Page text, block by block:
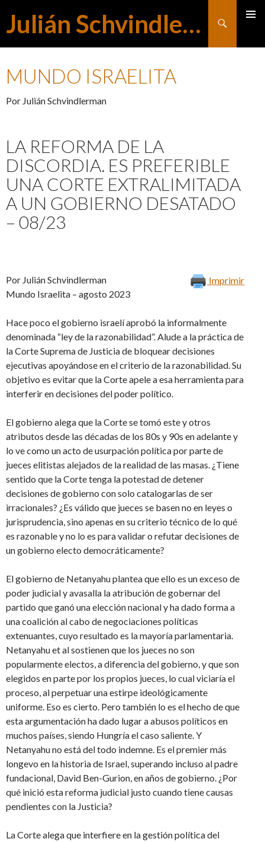
Julián Schvindlerman
Buscar
MUNDO ISRAELITA
Por Julián Schvindlerman
LA REFORMA DE LA
DISCORDIA. ES PREFERIBLE
UNA CORTE EXTRALIMITADA
A UN GOBIERNO DESATADO
– 08/23
Imprimir
Por Julián Schvindlerman
Mundo Israelita – agosto 2023
Hace poco el gobierno israelí aprobó la informalmente
denominada “ley de la razonabilidad”. Alude a la práctica de
la Corte Suprema de Justicia de bloquear decisiones
ejecutivas apoyándose en el criterio de la razonabilidad. Su
objetivo es evitar que la Corte apele a esa herramienta para
interferir en decisiones del poder político.
El gobierno alega que la Corte se tomó este y otros
atributos desde las décadas de los 80s y 90s en adelante y
lo ve como un acto de usurpación política por parte de
jueces elitistas alejados de la realidad de las masas. ¿Tiene
sentido que la Corte tenga la potestad de detener
decisiones de gobierno con solo catalogarlas de ser
irracionales? ¿Es válido que jueces se basen no en leyes o
jurisprudencia, sino apenas en su criterio técnico de lo qué
es razonable y no lo es para validar o refutar decisiones de
un gobierno electo democráticamente?
El gobierno de Netanyahu plantea que ello es un exceso de
poder judicial y avasalla la atribución de gobernar del
partido que ganó una elección nacional y ha dado forma a
una coalición al cabo de negociaciones políticas
extenuantes, cuyo resultado es la mayoría parlamentaria.
Netanyahu et al sostienen que los jueces no son
popularmente electos, a diferencia del gobierno, y que son
elegidos en parte por los propios jueces, lo cual viciaría el
proceso, al perpetuar una estirpe ideológicamente
uniforme. Eso es cierto. Pero también lo es el hecho de que
esta argumentación ha dado lugar a abusos políticos en
muchos países, siendo Hungría el caso saliente. Y
Netanyahu no está del todo indemne. Es el premier más
longevo en la historia de Israel, superando incluso al padre
fundacional, David Ben-Gurion, en años de gobierno. ¿Por
qué inició esta reforma judicial justo cuando tiene causas
pendientes con la Justicia?
La Corte alega que interfiere en la gestión política del